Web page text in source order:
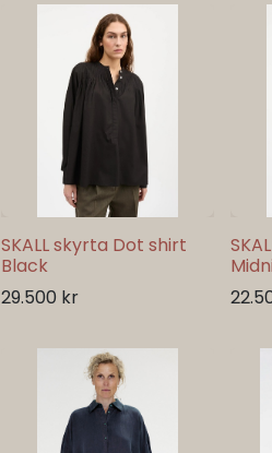
SKALL skyrta Dot shirt
Black
29.500 kr